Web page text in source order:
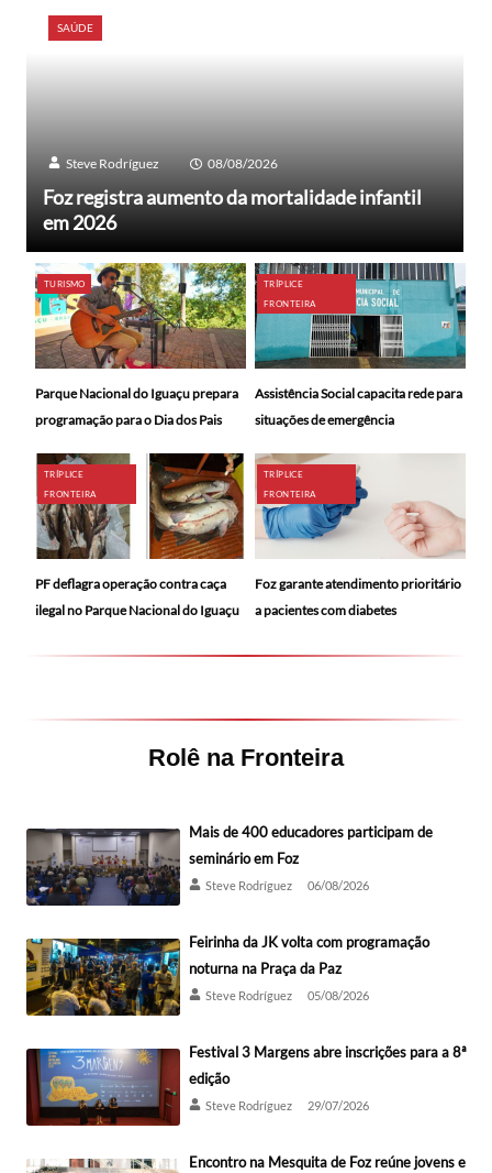
SAÚDE
Steve Rodríguez 08/08/2026
Foz registra aumento da mortalidade infantil
em 2026
TURISMO
Parque Nacional do Iguaçu prepara
programação para o Dia dos Pais
TRÍPLICE
FRONTEIRA
Assistência Social capacita rede para
situações de emergência
TRÍPLICE
FRONTEIRA
PF deflagra operação contra caça
ilegal no Parque Nacional do Iguaçu
TRÍPLICE
FRONTEIRA
Foz garante atendimento prioritário
a pacientes com diabetes
Rolê na Fronteira
Mais de 400 educadores participam de
seminário em Foz
Steve Rodríguez 06/08/2026
Feirinha da JK volta com programação
noturna na Praça da Paz
Steve Rodríguez 05/08/2026
Festival 3 Margens abre inscrições para a 8ª
edição
Steve Rodríguez 29/07/2026
Encontro na Mesquita de Foz reúne jovens e